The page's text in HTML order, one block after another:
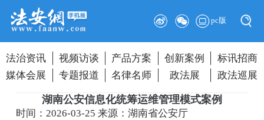
pc版
法治资讯 视频访谈 产品方案 创新案例
标讯招商
媒体会展
专题报道 名律名师 政法展 政法巡展
湖南公安信息化统筹运维管理模式案例
时间：2026-03-25来源：湖南省公安厅